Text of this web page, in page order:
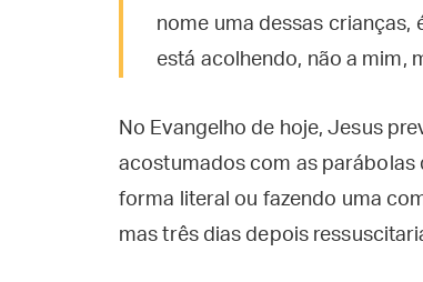
nome uma dessas crianças,
está acolhendo, não a mim,
No Evangelho de hoje, Jesus
acostumados com as parábolas
forma literal ou fazendo uma
mas três dias depois